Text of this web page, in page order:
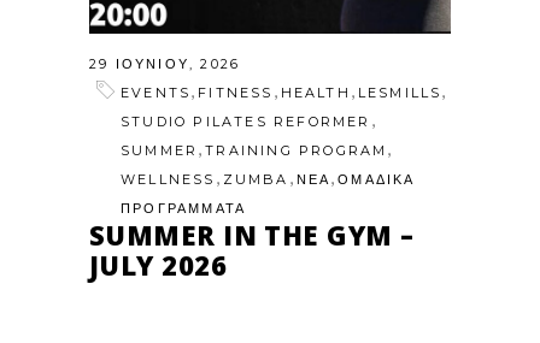
29 ΙΟΥΝΊΟΥ, 2026
EVENTS , FITNESS , HEALTH , LESMILLS ,
STUDIO PILATES REFORMER ,
SUMMER ,TRAINING PROGRAM ,
WELLNESS , ZUMBA , ΝΕΑ,ΟΜΑΔΙΚΑ
ΠΡΟΓΡΑΜΜΑΤΑ
SUMMER IN THE GYM –
JULY 2026